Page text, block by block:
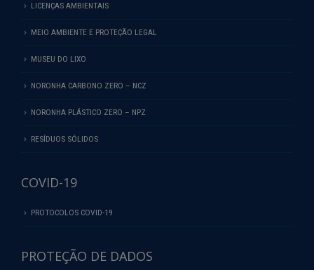
LICENÇAS AMBIENTAIS
MEIO AMBIENTE E PROTEÇÃO LEGAL
MUSEU DO LIXO
NORONHA CARBONO ZERO – NCZ
NORONHA PLÁSTICO ZERO – NPZ
RESÍDUOS SÓLIDOS
COVID-19
PROTOCOLOS COVID-19
PROTEÇÃO DE DADOS